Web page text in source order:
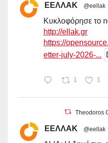
ΕΕΛΛΑΚ @eellak
Κυκλοφόρησε το
http://ellak.gr
https://
etter-july-2026-...
1 1
Theodoros
ΕΕΛΛΑΚ @eellak